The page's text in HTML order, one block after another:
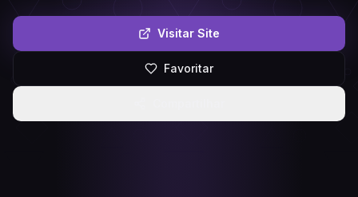
Visitar Site
Favoritar